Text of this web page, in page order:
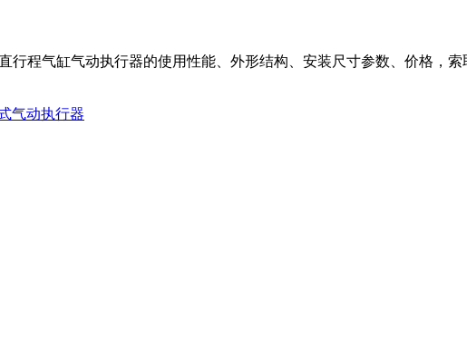
行程气缸气动执行器的使用性能、外形结构、安装尺寸参数、价格，索
气动执行器